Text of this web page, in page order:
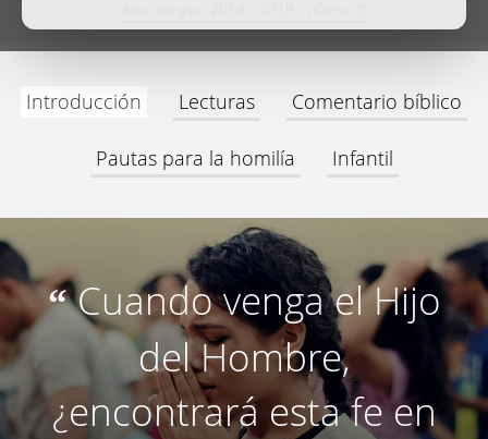
Introducción Lecturas Comentario bíblico
Pautas para la homilía Infantil
“Cuando venga el Hijo
del Hombre,
¿encontrará esta fe en